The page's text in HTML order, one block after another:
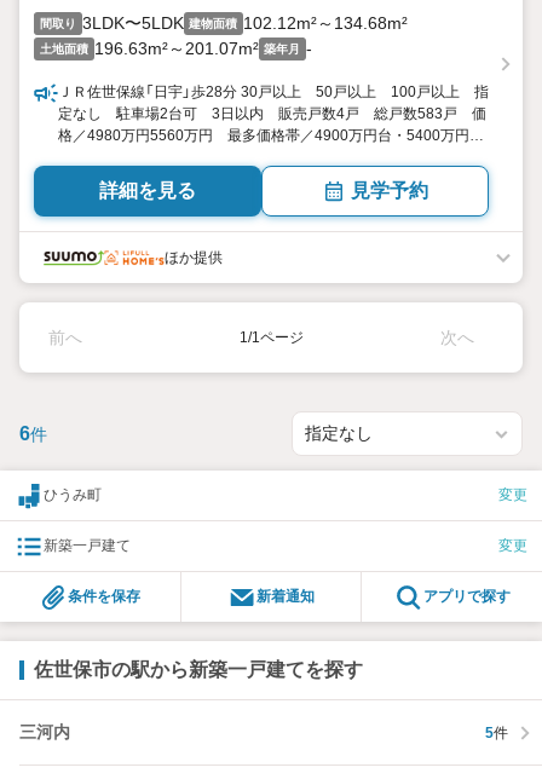
間取り 3LDK〜5LDK 建物面積 102.12m²～134.68m²
土地面積 196.63m²～201.07m² 築年月 -
ＪＲ佐世保線「日宇」歩28分 30戸以上 50戸以上 100戸以上 指
定なし 駐車場2台可 3日以内 販売戸数4戸 総戸数583戸 価
格／4980万円5560万円 最多価格帯／4900万円台・5400万円
3LDK5LDK 102.12平米134.68平米 向き／▼未選択 by
SUUMO詳細を見る 見学予約
ほか提供
前へ 1/1ページ 次へ
6件
ひうみ町 変更
新築一戸建て 変更
条件を保存 新着通知 アプリで探す
佐世保市の駅から新築一戸建てを探す
三河内 5件